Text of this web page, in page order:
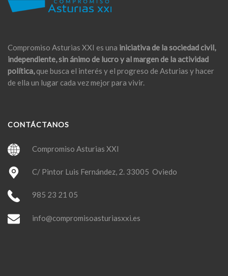
Compromiso Asturias XXI es una iniciativa de la sociedad civil,
independiente, sin ánimo de lucro y al margen de la actividad
política,que busca el interés y el progreso de Asturias y hacer
de ella un lugar cada vez mejor para vivir.
CONTÁCTANOS
Compromiso Asturias XXI
C/ Pintor Luis Fernández, 2. 33005 Oviedo
985 23 21 05
info@compromisoasturiasxxi.es